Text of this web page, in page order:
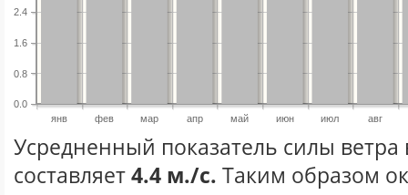
янв фев мар апр май июн июл авг
0.0
0.8
1.6
2.4
Усредненный показатель силы ветра
составляет4.4 м./с. Таким образом